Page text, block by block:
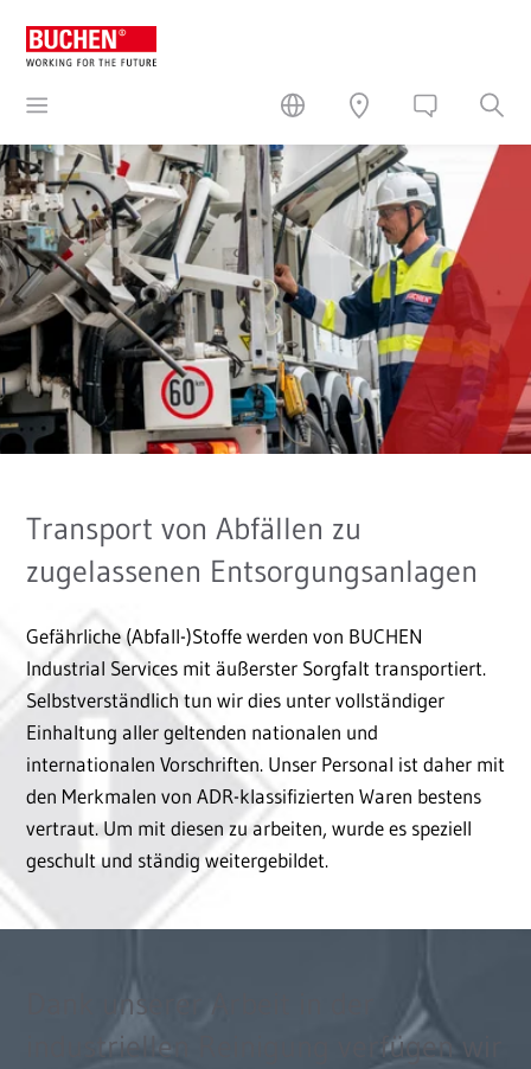
Transport von Abfällen zu
zugelassenen Entsorgungsanlagen
Gefährliche (Abfall-)Stoffe werden von BUCHEN
Industrial Services mit äußerster Sorgfalt transportiert.
Selbstverständlich tun wir dies unter vollständiger
Einhaltung aller geltenden nationalen und
internationalen Vorschriften. Unser Personal ist daher mit
den Merkmalen von ADR-klassifizierten Waren bestens
vertraut. Um mit diesen zu arbeiten, wurde es speziell
geschult und ständig weitergebildet.
Dank unserer Arbeit in der
industriellen Reinigung verfügen wir